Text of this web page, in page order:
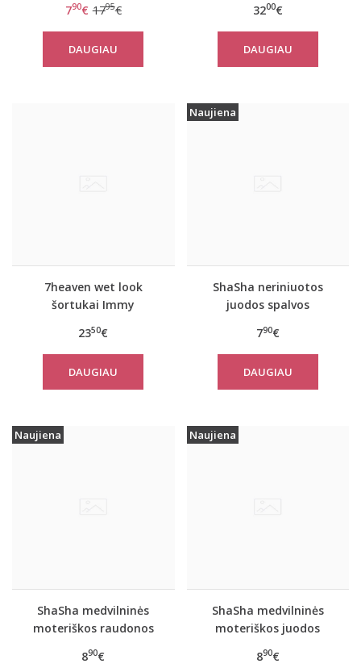
Lace Hipstring
790€ 1795€
DAUGIAU
3200€
DAUGIAU
7heaven wet look
šortukai Immy
2350€
DAUGIAU
Naujiena
ShaSha neriniuotos
juodos spalvos
LOTUS
790€
DAUGIAU
Naujiena
ShaSha medvilninės
moteriškos raudonos
SHARON
890€
Naujiena
ShaSha medvilninės
moteriškos juodos
SHARON
890€